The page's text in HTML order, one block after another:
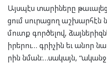
Այս­պէս տա­րի­նե­րը
ցում սու­րա­ցող աշ­խար­հէն
մուտք գոր­ծե­լով,
իրե­րու… գրի­չին եւ
րին նման:…սա­կայն,